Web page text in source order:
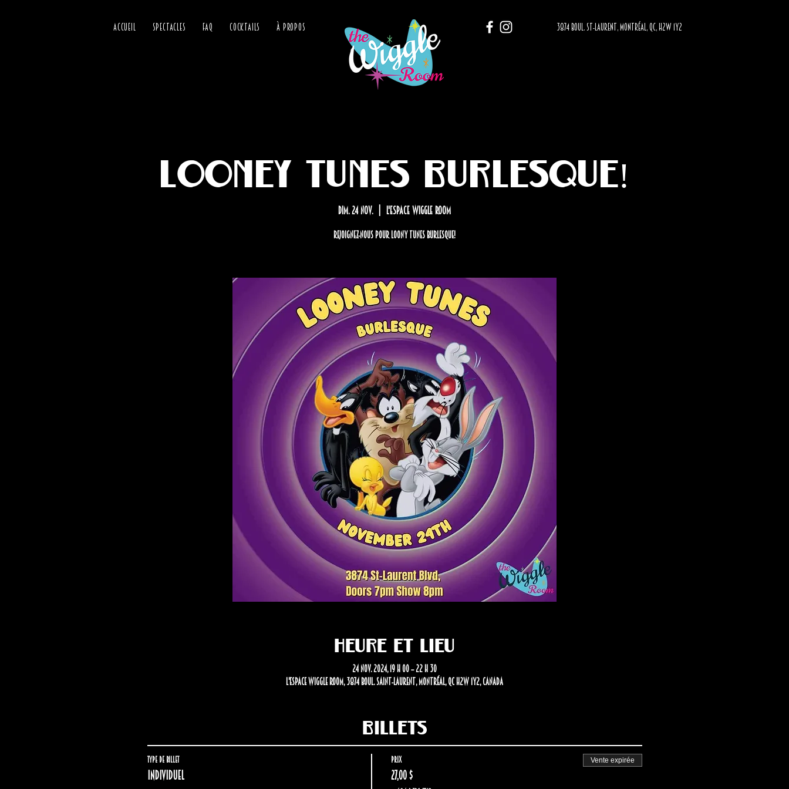
ACCUEIL SPECTACLES FAQ COCKTAILS À PROPOS 3874 BOUL. ST-LAURENT, MONTRÉAL, QC, H2W 1Y2
Looney Tunes Burlesque!
dim. 24 nov.
  |
L'Espace Wiggle Room
Rejoignez-nous pour Loony Tunes Burlesque!
Heure et lieu
24 nov. 2024, 19 h 00 – 22 h 30
L'Espace Wiggle Room, 3874 Boul. Saint-Laurent, Montréal, QC H2W 1Y2, Canada
Billets
Type de billet
Individuel
Prix
27,00 $
Vente expirée